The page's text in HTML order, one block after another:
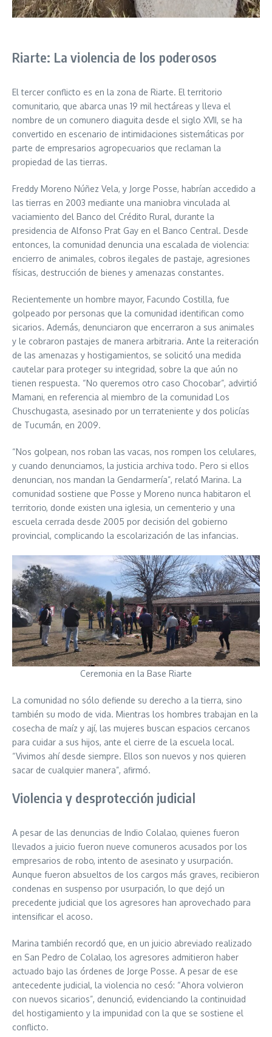
Riarte: La violencia de los poderosos
El tercer conflicto es en la zona de Riarte. El territorio
comunitario, que abarca unas 19 mil hectáreas y lleva el
nombre de un comunero diaguita desde el siglo XVII, se ha
convertido en escenario de intimidaciones sistemáticas por
parte de empresarios agropecuarios que reclaman la
propiedad de las tierras.
Freddy Moreno Núñez Vela, y Jorge Posse, habrían accedido a
las tierras en 2003 mediante una maniobra vinculada al
vaciamiento del Banco del Crédito Rural, durante la
presidencia de Alfonso Prat Gay en el Banco Central. Desde
entonces, la comunidad denuncia una escalada de violencia:
encierro de animales, cobros ilegales de pastaje, agresiones
físicas, destrucción de bienes y amenazas constantes.
Recientemente un hombre mayor, Facundo Costilla, fue
golpeado por personas que la comunidad identifican como
sicarios. Además, denunciaron que encerraron a sus animales
y le cobraron pastajes de manera arbitraria. Ante la reiteración
de las amenazas y hostigamientos, se solicitó una medida
cautelar para proteger su integridad, sobre la que aún no
tienen respuesta. “No queremos otro caso Chocobar”, advirtió
Mamani, en referencia al miembro de la comunidad Los
Chuschugasta, asesinado por un terrateniente y dos policías
de Tucumán, en 2009.
“Nos golpean, nos roban las vacas, nos rompen los celulares,
y cuando denunciamos, la justicia archiva todo. Pero si ellos
denuncian, nos mandan la Gendarmería”, relató Marina. La
comunidad sostiene que Posse y Moreno nunca habitaron el
territorio, donde existen una iglesia, un cementerio y una
escuela cerrada desde 2005 por decisión del gobierno
provincial, complicando la escolarización de las infancias.
Ceremonia en la Base Riarte
La comunidad no sólo defiende su derecho a la tierra, sino
también su modo de vida. Mientras los hombres trabajan en la
cosecha de maíz y ají, las mujeres buscan espacios cercanos
para cuidar a sus hijos, ante el cierre de la escuela local.
“Vivimos ahí desde siempre. Ellos son nuevos y nos quieren
sacar de cualquier manera”, afirmó.
Violencia y desprotección judicial
A pesar de las denuncias de Indio Colalao, quienes fueron
llevados a juicio fueron nueve comuneros acusados por los
empresarios de robo, intento de asesinato y usurpación.
Aunque fueron absueltos de los cargos más graves, recibieron
condenas en suspenso por usurpación, lo que dejó un
precedente judicial que los agresores han aprovechado para
intensificar el acoso.
Marina también recordó que, en un juicio abreviado realizado
en San Pedro de Colalao, los agresores admitieron haber
actuado bajo las órdenes de Jorge Posse. A pesar de ese
antecedente judicial, la violencia no cesó: “Ahora volvieron
con nuevos sicarios”, denunció, evidenciando la continuidad
del hostigamiento y la impunidad con la que se sostiene el
conflicto.